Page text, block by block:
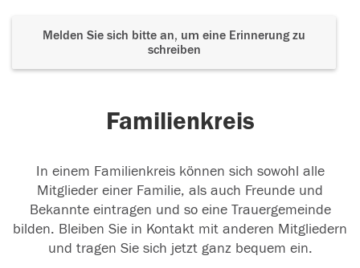
Melden Sie sich bitte an, um eine Erinnerung zu
schreiben
Familienkreis
In einem Familienkreis können sich sowohl alle
Mitglieder einer Familie, als auch Freunde und
Bekannte eintragen und so eine Trauergemeinde
bilden. Bleiben Sie in Kontakt mit anderen Mitgliedern
und tragen Sie sich jetzt ganz bequem ein.